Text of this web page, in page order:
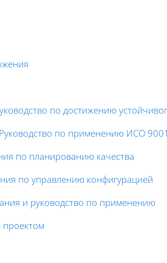
по достижению
по применению ИСО
по планированию качества
по управлению конфигурацией
и руководство по применению